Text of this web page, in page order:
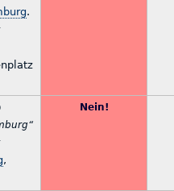
.
,
Nein!